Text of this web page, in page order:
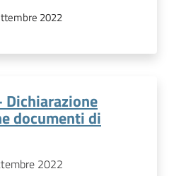
2022
Dichiarazione
documenti di
2022